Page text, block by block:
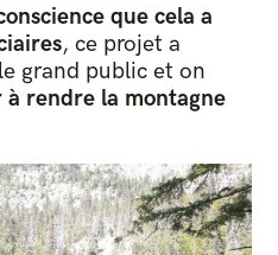
que cela a
, ce projet a
grand public et on
rendre la montagne